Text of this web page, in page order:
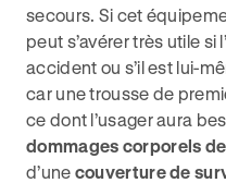
secours. Si cet
peut s’avérer très utile si
accident ou s’il est lui-
car une trousse de
ce dont l’usager aura
dommages corporels
d’une couverture de